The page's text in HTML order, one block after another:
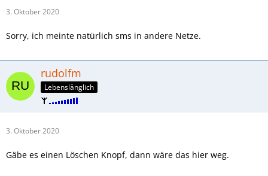
3. Oktober 2020
Sorry, ich meinte natürlich sms in andere Netze.
rudolfm
Lebenslänglich
3. Oktober 2020
Gäbe es einen Löschen Knopf, dann wäre das hier weg.